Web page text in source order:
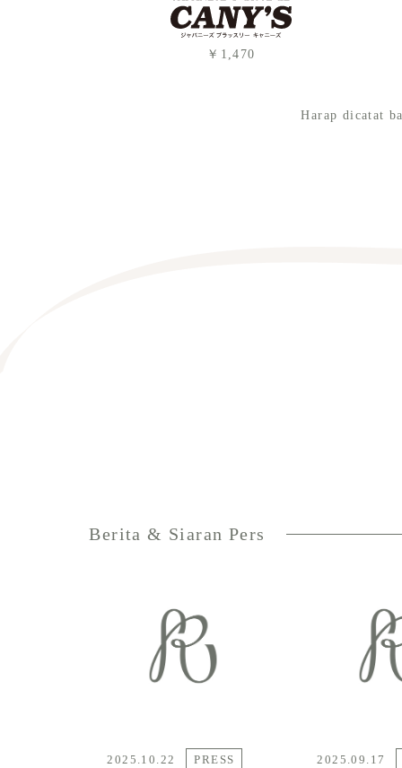
￥1,470
Harap dicatat
Berita & Siaran Pers
2025.10.22 PRESS 2025.09.17